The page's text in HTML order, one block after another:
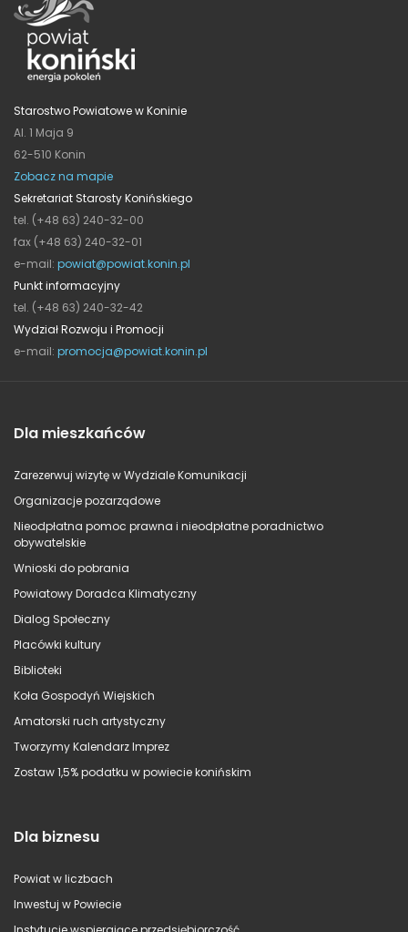
Starostwo Powiatowe w Koninie
Al. 1 Maja 9
62-510 Konin
Zobacz na mapie
Sekretariat Starosty Konińskiego
tel. (+48 63) 240-32-00
fax (+48 63) 240-32-01
e-mail: powiat@powiat.konin.pl
Punkt informacyjny
tel. (+48 63) 240-32-42
Wydział Rozwoju i Promocji
e-mail: promocja@powiat.konin.pl
Dla mieszkańców
Zarezerwuj wizytę w Wydziale Komunikacji
Organizacje pozarządowe
Nieodpłatna pomoc prawna i nieodpłatne poradnictwo
obywatelskie
Wnioski do pobrania
Powiatowy Doradca Klimatyczny
Dialog Społeczny
Placówki kultury
Biblioteki
Koła Gospodyń Wiejskich
Amatorski ruch artystyczny
Tworzymy Kalendarz Imprez
Zostaw 1,5% podatku w powiecie konińskim
Dla biznesu
Powiat w liczbach
Inwestuj w Powiecie